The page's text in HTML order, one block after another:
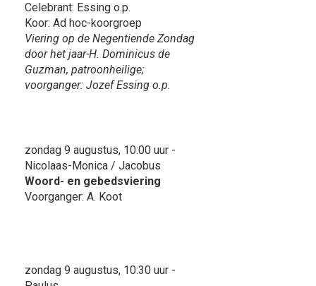
Celebrant: Essing o.p.
Koor: Ad hoc-koorgroep
Viering op de Negentiende Zondag
door het jaar-H. Dominicus de
Guzman, patroonheilige;
voorganger: Jozef Essing o.p.
zondag 9 augustus, 10:00 uur -
Nicolaas-Monica / Jacobus
Woord- en gebedsviering
Voorganger: A. Koot
zondag 9 augustus, 10:30 uur -